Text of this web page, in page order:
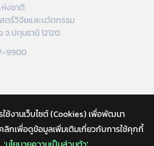
งชาติ
ตร์วิจัยและนวัตกรรม
.ปทุมธานี 12120
9900
ใช้งานเว็บไซต์ (Cookies) เพื่อพัฒนา
กเพื่อดูข้อมูลเพิ่มเติมเกี่ยวกับการใช้คุกกี้